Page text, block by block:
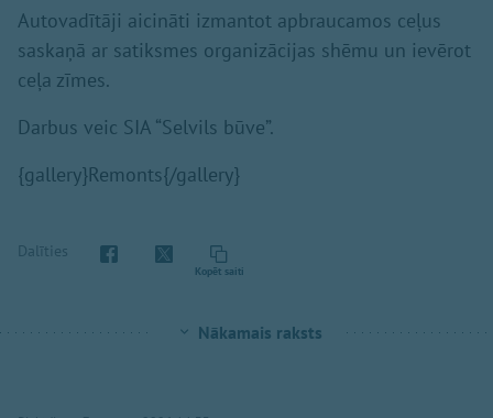
Autovadītāji aicināti izmantot apbraucamos ceļus
saskaņā ar satiksmes organizācijas shēmu un ievērot
ceļa zīmes.
Darbus veic SIA “Selvils būve”.
{gallery}Remonts{/gallery}
Dalīties
Kopēt saiti
Nākamais raksts